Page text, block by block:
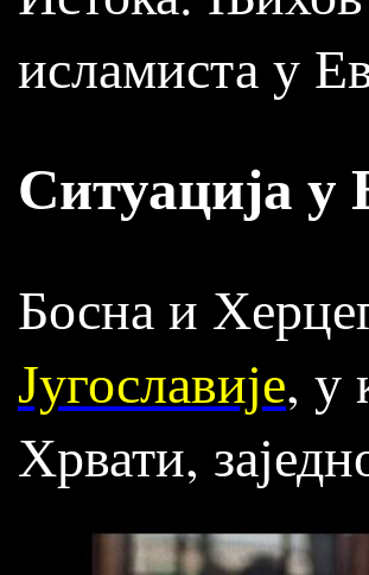
исламиста у
Ситуација у
Босна и
Југославије, у
Хрвати,